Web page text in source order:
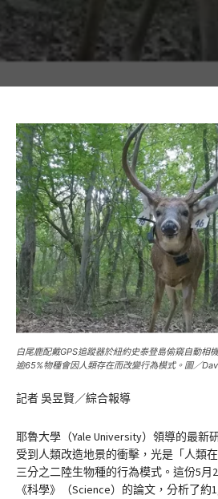
白尾鹿配戴GPS追蹤器於紐約史泰登島偷窺自動相
逾65%物種會因人類存在而改變行為模式。圖／
記者 吳昱賢／綜合報導
耶魯大學（Yale University）領導的最新
受到人類改造地景的衝擊，光是「人類
三分之二陸生物種的行為模式。這份5月
《科學》（Science）的論文，分析了